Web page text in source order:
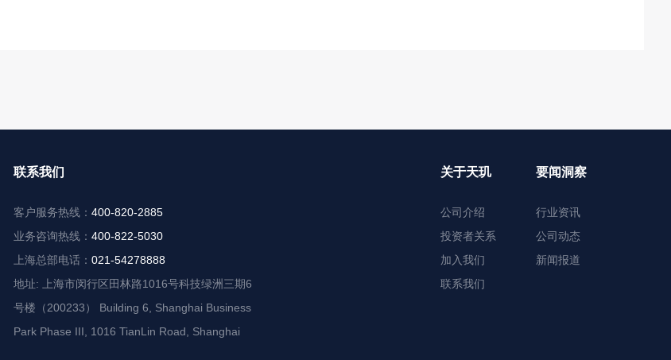
联系我们
客户服务热线： 400-820-2885
业务咨询热线： 400-822-5030
上海总部电话： 021-54278888
地址: 上海市闵行区田林路1016号科技绿洲三期6
号楼（200233） Building 6, Shanghai Business
Park Phase III, 1016 TianLin Road, Shanghai
要闻洞察
行业资讯
公司动态
新闻报道
关于天玑
公司介绍
投资者关系
加入我们
联系我们